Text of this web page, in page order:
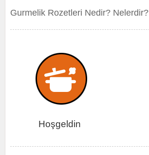
Gurmelik Rozetleri Nedir? Nelerdir?
Hoşgeldin